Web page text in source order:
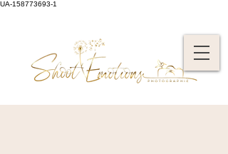
UA-158773693-1